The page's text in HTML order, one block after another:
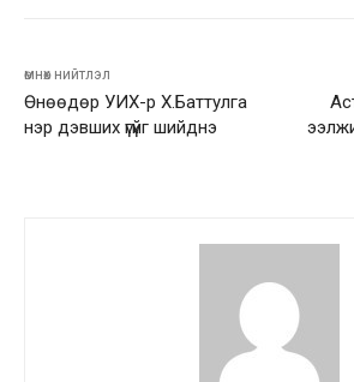
өмнөх нийтлэл
Өнөөдөр УИХ-р Х.Баттулга
нэр дэвших үгүйг шийднэ